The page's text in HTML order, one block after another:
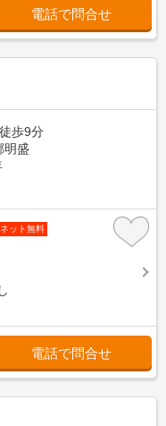
電話で問合せ
歩9分
明盛
ット無料
電話で問合せ